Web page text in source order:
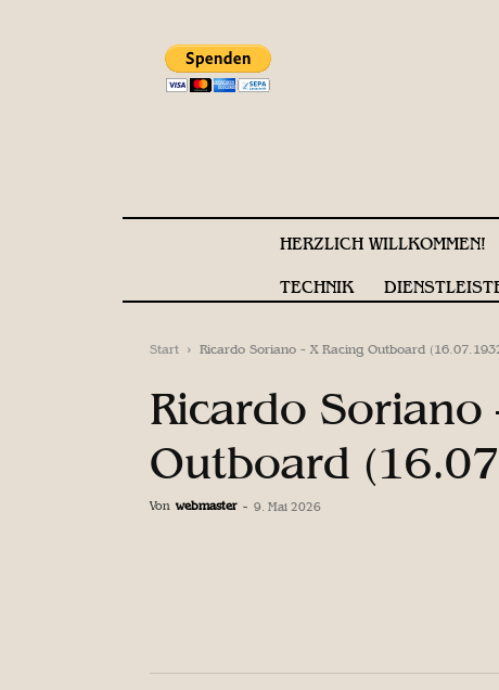
HERZLICH WILLKOMMEN!
TECHNIK
Start Ricardo Soriano - X Racing Outboard
Ricardo Soriano
Outboard
Von webmaster - 9. Mai 2026